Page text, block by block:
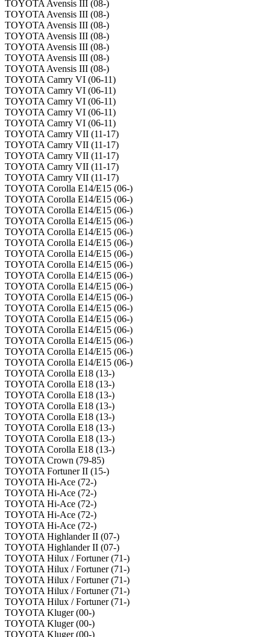
TOYOTA Avensis III (08-)
TOYOTA Avensis III (08-)
TOYOTA Avensis III (08-)
TOYOTA Avensis III (08-)
TOYOTA Avensis III (08-)
TOYOTA Avensis III (08-)
TOYOTA Avensis III (08-)
TOYOTA Camry VI (06-11)
TOYOTA Camry VI (06-11)
TOYOTA Camry VI (06-11)
TOYOTA Camry VI (06-11)
TOYOTA Camry VI (06-11)
TOYOTA Camry VII (11-17)
TOYOTA Camry VII (11-17)
TOYOTA Camry VII (11-17)
TOYOTA Camry VII (11-17)
TOYOTA Camry VII (11-17)
TOYOTA Corolla E14/E15 (06-)
TOYOTA Corolla E14/E15 (06-)
TOYOTA Corolla E14/E15 (06-)
TOYOTA Corolla E14/E15 (06-)
TOYOTA Corolla E14/E15 (06-)
TOYOTA Corolla E14/E15 (06-)
TOYOTA Corolla E14/E15 (06-)
TOYOTA Corolla E14/E15 (06-)
TOYOTA Corolla E14/E15 (06-)
TOYOTA Corolla E14/E15 (06-)
TOYOTA Corolla E14/E15 (06-)
TOYOTA Corolla E14/E15 (06-)
TOYOTA Corolla E14/E15 (06-)
TOYOTA Corolla E14/E15 (06-)
TOYOTA Corolla E14/E15 (06-)
TOYOTA Corolla E14/E15 (06-)
TOYOTA Corolla E14/E15 (06-)
TOYOTA Corolla E18 (13-)
TOYOTA Corolla E18 (13-)
TOYOTA Corolla E18 (13-)
TOYOTA Corolla E18 (13-)
TOYOTA Corolla E18 (13-)
TOYOTA Corolla E18 (13-)
TOYOTA Corolla E18 (13-)
TOYOTA Corolla E18 (13-)
TOYOTA Crown (79-85)
TOYOTA Fortuner II (15-)
TOYOTA Hi-Ace (72-)
TOYOTA Hi-Ace (72-)
TOYOTA Hi-Ace (72-)
TOYOTA Hi-Ace (72-)
TOYOTA Hi-Ace (72-)
TOYOTA Highlander II (07-)
TOYOTA Highlander II (07-)
TOYOTA Hilux / Fortuner (71-)
TOYOTA Hilux / Fortuner (71-)
TOYOTA Hilux / Fortuner (71-)
TOYOTA Hilux / Fortuner (71-)
TOYOTA Hilux / Fortuner (71-)
TOYOTA Kluger (00-)
TOYOTA Kluger (00-)
TOYOTA Kluger (00-)